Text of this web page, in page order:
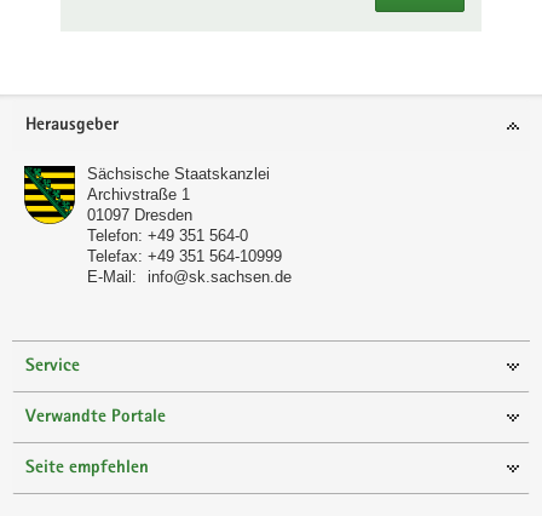
Footer-
Herausgeber
Sächsische Staatskanzlei
Archivstraße 1
01097 Dresden
Telefon: +49 351 564-0
Telefax: +49 351 564-10999
E-Mail:
info@sk.sachsen.de
Service
Verwandte Portale
Seite empfehlen